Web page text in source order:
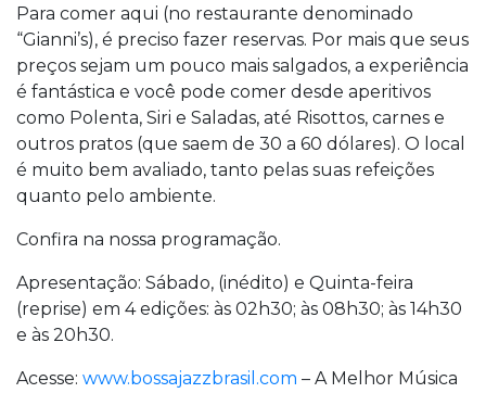
Para comer aqui (no restaurante denominado
“Gianni’s), é preciso fazer reservas. Por mais que seus
preços sejam um pouco mais salgados, a experiência
é fantástica e você pode comer desde aperitivos
como Polenta, Siri e Saladas, até Risottos, carnes e
outros pratos (que saem de 30 a 60 dólares). O local
é muito bem avaliado, tanto pelas suas refeições
quanto pelo ambiente.
Confira na nossa programação.
Apresentação: Sábado, (inédito) e Quinta-feira
(reprise) em 4 edições: às 02h30; às 08h30; às 14h30
e às 20h30.
Acesse: www.bossajazzbrasil.com – A Melhor Música